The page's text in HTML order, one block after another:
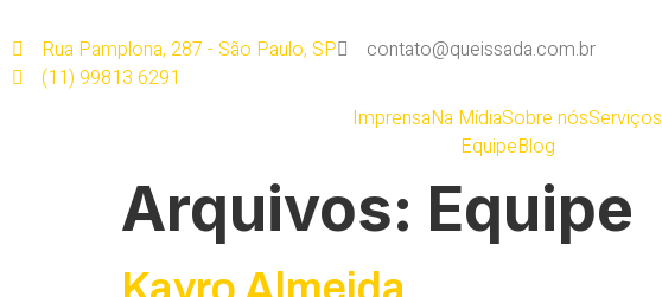
Rua Pamplona, 287 - São Paulo, SP
contato@queissada.com.br
(11) 99813 6291
ImprensaNa MídiaSobre nósServiços
EquipeBlog
Arquivos: Equipe